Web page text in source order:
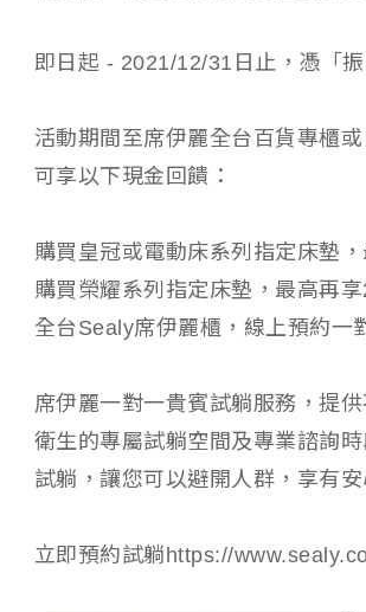
即日起 - 2021/12/31日止，憑「
活動期間至席伊麗全台百貨專櫃
可享以下現金回饋：
購買皇冠或電動床系列指定床墊
購買榮耀系列指定床墊，最高再
全台Sealy席伊麗櫃，線上預約一
席伊麗一對一貴賓試躺服務，提
衛生的專屬試躺空間及專業諮詢
試躺，讓您可以避開人群，享有
立即預約試躺https://